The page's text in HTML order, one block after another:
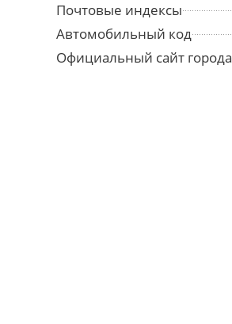
Почтовые индексы
Автомобильный код
Официальный сайт города